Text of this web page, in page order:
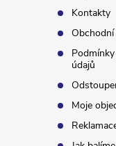
Kontakty
údajů
Moje